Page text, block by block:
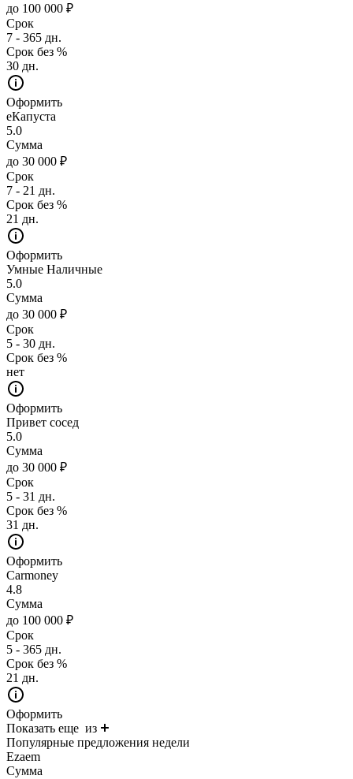
до 100 000 ₽
Срок
7 - 365 дн.
Срок без %
30 дн.
Оформить
еКапуста
5.0
Сумма
до 30 000 ₽
Срок
7 - 21 дн.
Срок без %
21 дн.
Оформить
Умные Наличные
5.0
Сумма
до 30 000 ₽
Срок
5 - 30 дн.
Срок без %
нет
Оформить
Привет сосед
5.0
Сумма
до 30 000 ₽
Срок
5 - 31 дн.
Срок без %
31 дн.
Оформить
Carmoney
4.8
Сумма
до 100 000 ₽
Срок
5 - 365 дн.
Срок без %
21 дн.
Оформить
Показать еще из
Популярные предложения недели
Ezaem
Сумма